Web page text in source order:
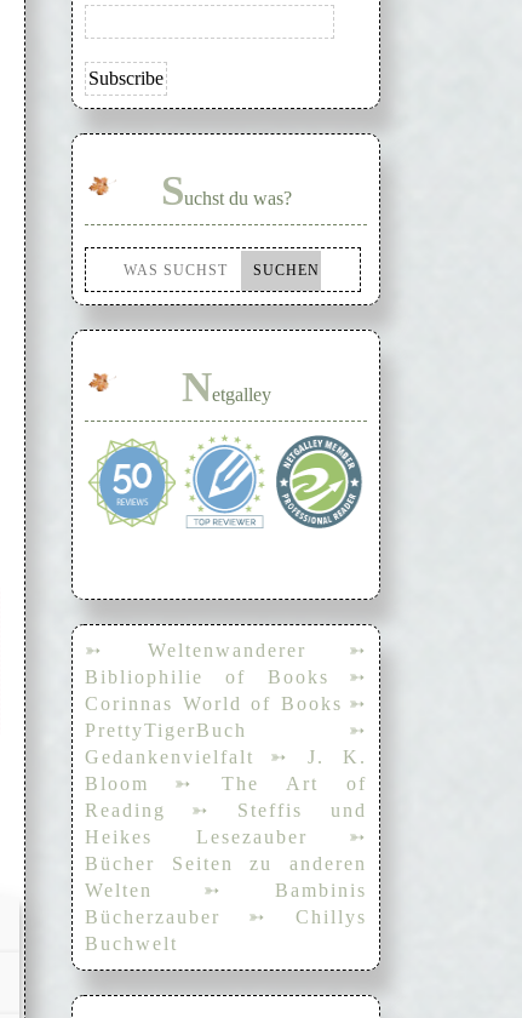
Suchst du was?
Netgalley
➳ Weltenwanderer
➳
Bibliophilie of Books
➳
Corinnas World of Books ➳
PrettyTigerBuch
➳
Gedankenvielfalt
➳ J. K.
Bloom
➳ The Art of
Reading
➳ Steffis und
Heikes Lesezauber
➳
Bücher Seiten zu anderen
Welten
➳ Bambinis
Bücherzauber
➳ Chillys
Buchwelt